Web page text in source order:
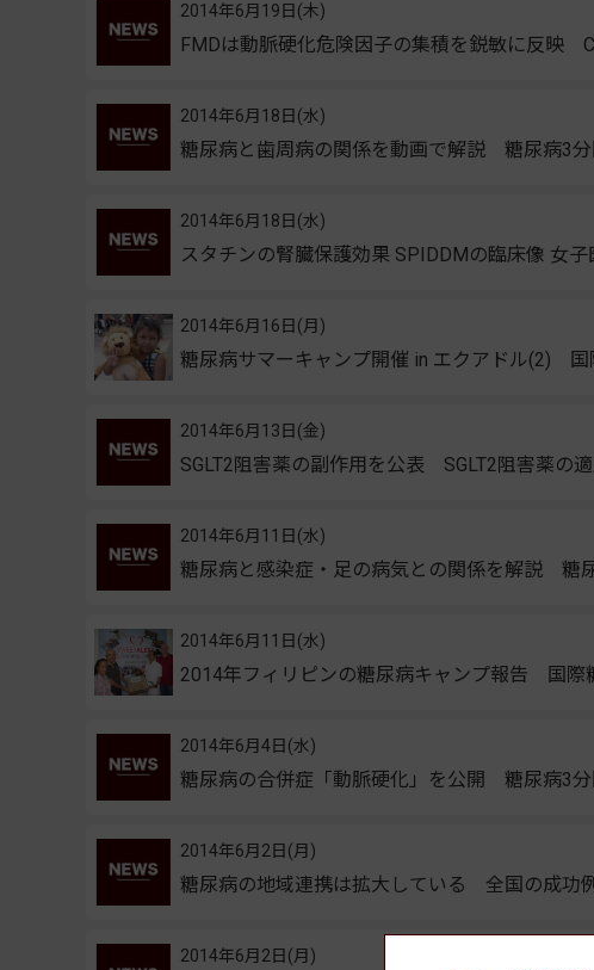
FMDは動脈硬化危険因子の集積を鋭敏に反映
2014年6月19日(木)
糖尿病と歯周病の関係を動画で解説 糖尿病3分
2014年6月18日(水)
スタチンの腎臓保護効果 SPIDDMの臨床像 女
2014年6月18日(水)
糖尿病サマーキャンプ開催 in エクアドル(2) 国
2014年6月16日(月)
SGLT2阻害薬の副作用を公表 SGLT2阻害薬の
2014年6月13日(金)
糖尿病と感染症・足の病気との関係を解説 糖
2014年6月11日(水)
2014年フィリピンの糖尿病キャンプ報告 国際
2014年6月11日(水)
糖尿病の合併症「動脈硬化」を公開 糖尿病3分
2014年6月4日(水)
糖尿病の地域連携は拡大している 全国の成功
2014年6月2日(月)
2014年6月2日(月)